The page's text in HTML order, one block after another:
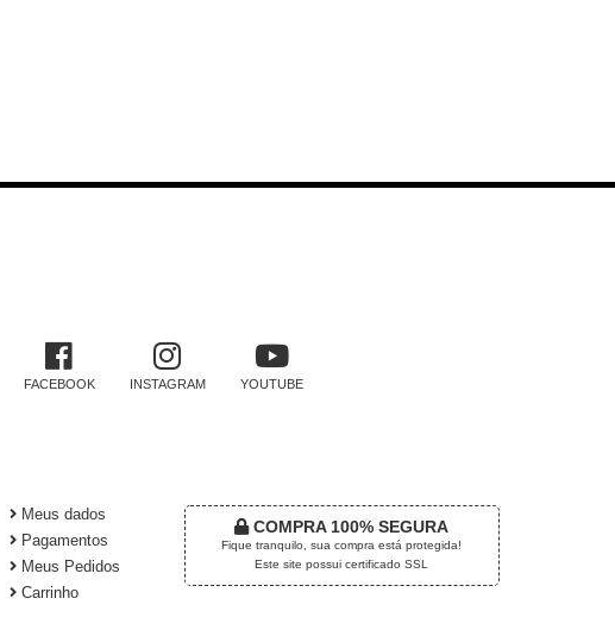
FACEBOOK INSTAGRAM YOUTUBE
Meus dados
Pagamentos
Meus Pedidos
Carrinho
COMPRA 100% SEGURA
Fique tranquilo, sua compra está protegida!
Este site possui certificado SSL